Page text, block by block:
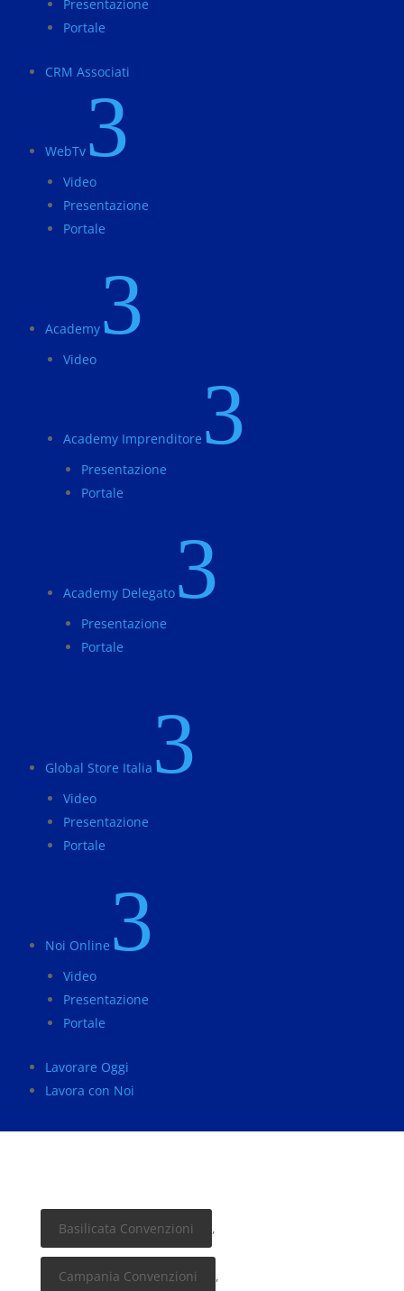
Presentazione
Portale
CRM Associati
WebTv 3
Video
Presentazione
Portale
Academy 3
Video
Academy Imprenditore 3
Presentazione
Portale
Academy Delegato 3
Presentazione
Portale
Global Store Italia 3
Video
Presentazione
Portale
Noi Online 3
Video
Presentazione
Portale
Lavorare Oggi
Lavora con Noi
Basilicata Convenzioni ,
Campania Convenzioni ,